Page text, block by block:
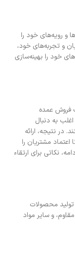
و رویه‌های خود را
و تجربه‌های خود،
خود را بهینه‌سازی
فروش عمده
به دنبال
در نتیجه، ارائه
مشتریان را
نکاتی برای ارتقاء
تولید محصولات
و سایر مواد